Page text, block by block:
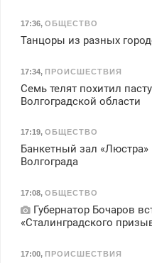
17:36, ОБЩЕСТВО
Танцоры из разных
17:34, ПРОИСШЕСТВИЯ
Семь телят похитил
Волгоградской области
17:19, ОБЩЕСТВО
Банкетный зал
Волгограда
17:08, ОБЩЕСТВО
Губернатор Бочаров
«Сталинградского
17:00, ПРОИСШЕСТВИЯ